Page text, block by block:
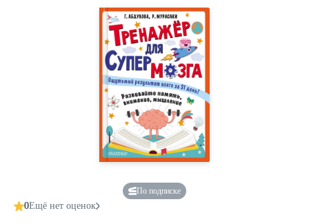
По подписке
0Ещё нет оценок